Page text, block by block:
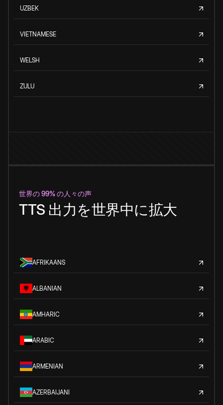
UZBEK
VIETNAMESE
WELSH
ZULU
世界の 99% の人々の声
TTS 出力を世界中に拡大
AFRIKAANS
ALBANIAN
AMHARIC
ARABIC
ARMENIAN
AZERBAIJANI